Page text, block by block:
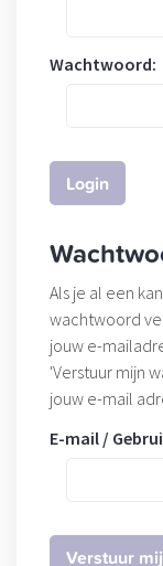
Wachtwoord:
Als je al een
wachtwoord
jouw e-
'Verstuur mijn
jouw e-mail
E-mail /